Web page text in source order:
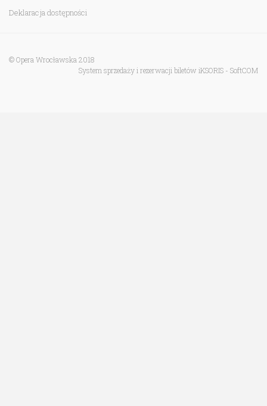
Deklaracja dostępności
© Opera Wrocławska 2018
System sprzedaży i rezerwacji biletów iKSORIS - SoftCOM